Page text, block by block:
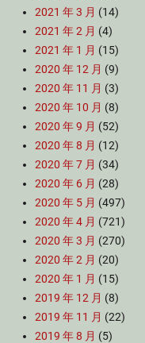
2021 年 3 月 (14)
2021 年 2 月 (4)
2021 年 1 月 (15)
2020 年 12 月 (9)
2020 年 11 月 (3)
2020 年 10 月 (8)
2020 年 9 月 (52)
2020 年 8 月 (12)
2020 年 7 月 (34)
2020 年 6 月 (28)
2020 年 5 月 (497)
2020 年 4 月 (721)
2020 年 3 月 (270)
2020 年 2 月 (20)
2020 年 1 月 (15)
2019 年 12 月 (8)
2019 年 11 月 (22)
2019 年 8 月 (5)